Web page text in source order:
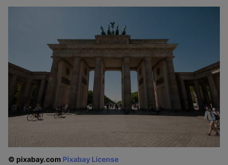
© pixabay.com Pixabay License